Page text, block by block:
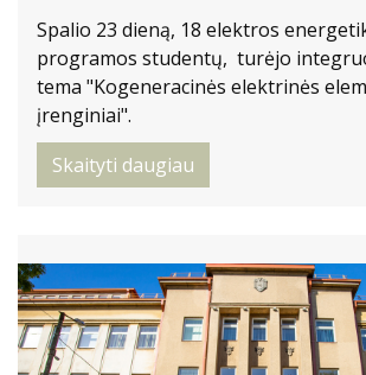
Spalio 23 dieną, 18 elektros
programos studentų, turėjo
tema "Kogeneracinės elektrinės
įrenginiai".
Skaityti daugiau